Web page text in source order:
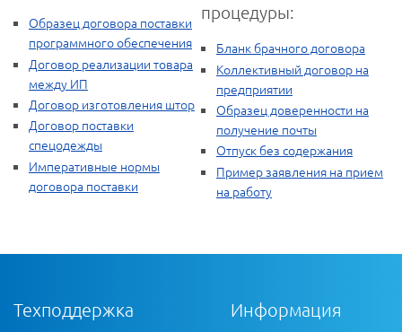
Образец договора поставки
программного обеспечения
Договор реализации товара
между ИП
Договор изготовления штор
Договор поставки
спецодежды
Императивные нормы
договора поставки
процедуры:
Бланк брачного договора
Коллективный договор на
предприятии
Образец доверенности на
получение почты
Отпуск без содержания
Пример заявления на прием
на работу
Техподдержка Информация